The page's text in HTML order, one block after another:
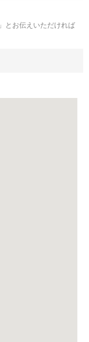
とお伝えいただければ